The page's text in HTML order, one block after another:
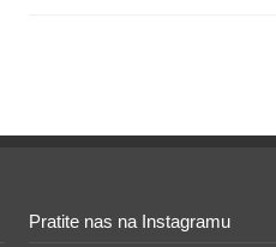
Pratite nas na Instagramu